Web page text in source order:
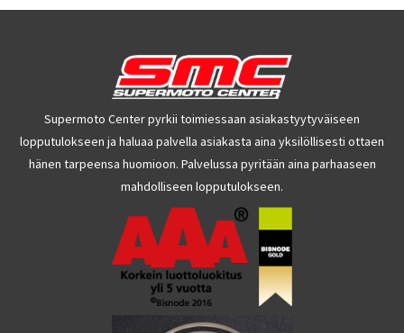
Supermoto Center pyrkii toimiessaan asiakastyytyväiseen
lopputulokseen ja haluaa palvella asiakasta aina yksilöllisesti ottaen
hänen tarpeensa huomioon. Palvelussa pyritään aina parhaaseen
mahdolliseen lopputulokseen.